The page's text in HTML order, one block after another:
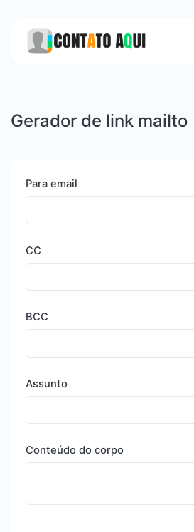
Gerador de link mailto
Para email
CC
BCC
Assunto
Conteúdo do corpo